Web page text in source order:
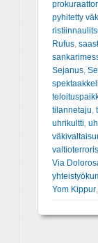
pyhitetty
Rufus,
Sejanus,
spektaakkeli
tilannetaju
uhrikultti
Via
Yom Kippur,